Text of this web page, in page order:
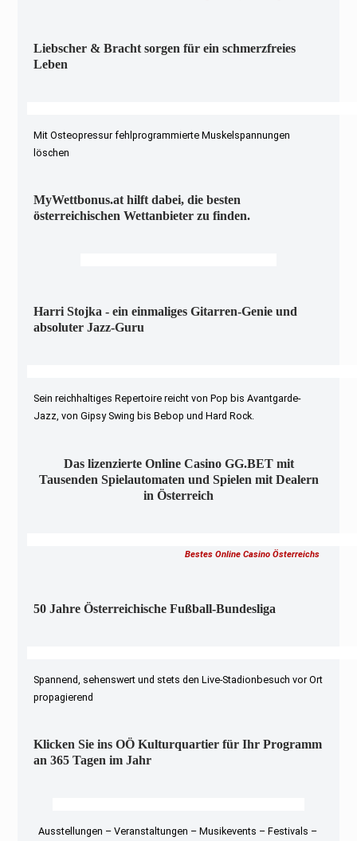
Liebscher & Bracht sorgen für ein schmerzfreies
Leben
Mit Osteopressur fehlprogrammierte Muskelspannungen
löschen
MyWettbonus.at hilft dabei, die besten
österreichischen Wettanbieter zu finden.
Harri Stojka - ein einmaliges Gitarren-Genie und
absoluter Jazz-Guru
Sein reichhaltiges Repertoire reicht von Pop bis Avantgarde-
Jazz, von Gipsy Swing bis Bebop und Hard Rock.
Das lizenzierte Online Casino GG.BET mit
Tausenden Spielautomaten und Spielen mit Dealern
in Österreich
Bestes Online Casino Österreichs
50 Jahre Österreichische Fußball-Bundesliga
Spannend, sehenswert und stets den Live-Stadionbesuch vor Ort
propagierend
Klicken Sie ins OÖ Kulturquartier für Ihr Programm
an 365 Tagen im Jahr
Ausstellungen – Veranstaltungen – Musikevents – Festivals –